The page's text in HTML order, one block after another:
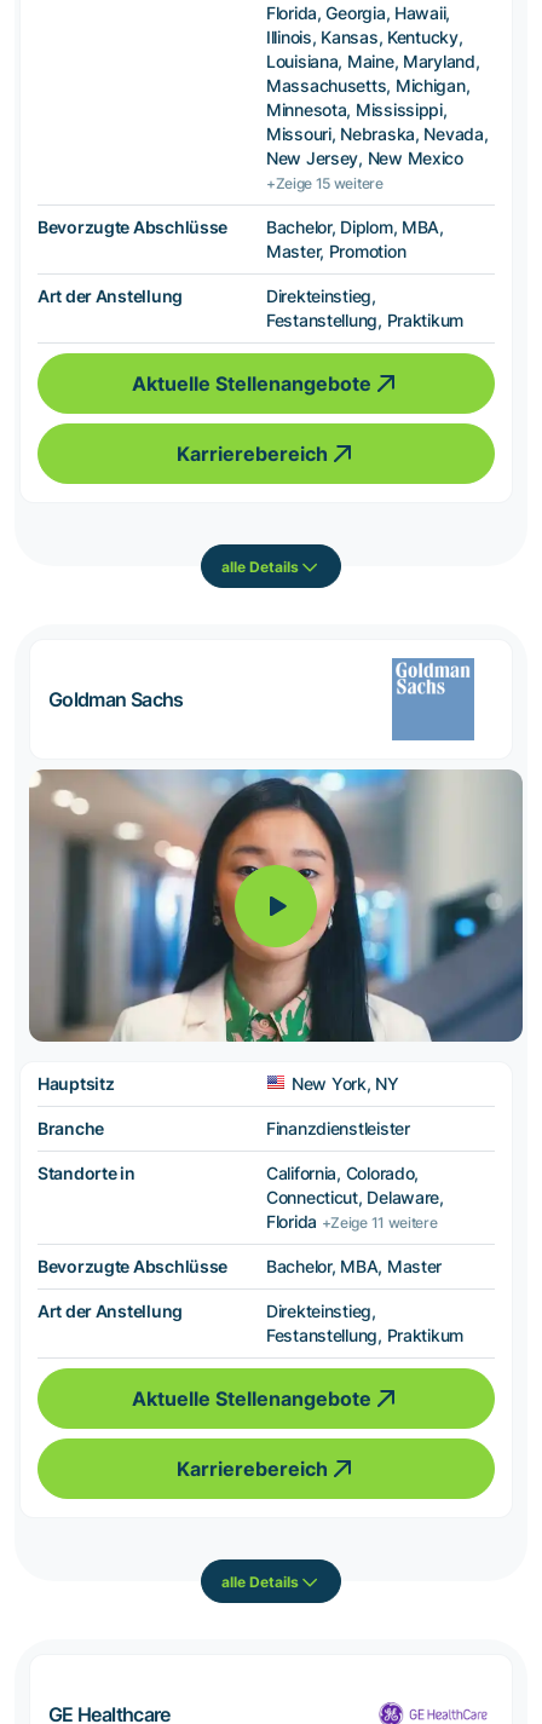
Florida, Georgia, Hawaii,
Illinois, Kansas, Kentucky,
Louisiana, Maine, Maryland,
Massachusetts, Michigan,
Minnesota, Mississippi,
Missouri, Nebraska, Nevada,
New Jersey, New Mexico
+Zeige 15 weitere
Bevorzugte Abschlüsse
Bachelor, Diplom, MBA,
Master, Promotion
Art der Anstellung
Direkteinstieg,
Festanstellung, Praktikum
Aktuelle Stellenangebote
Karrierebereich
alle Details
Goldman Sachs
Hauptsitz New York, NY
Branche Finanzdienstleister
Standorte in
California, Colorado,
Connecticut, Delaware,
Florida +Zeige 11 weitere
Bevorzugte Abschlüsse Bachelor, MBA, Master
Art der Anstellung
Direkteinstieg,
Festanstellung, Praktikum
Aktuelle Stellenangebote
Karrierebereich
alle Details
GE Healthcare